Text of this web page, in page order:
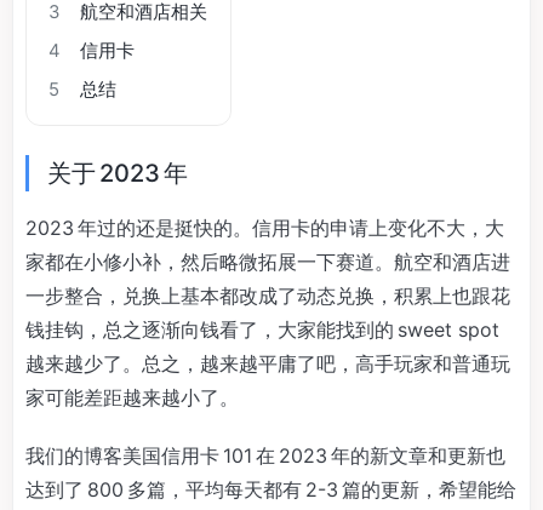
3
航空和酒店相关
4
信用卡
5
总结
关于 2023 年
2023 年过的还是挺快的。信用卡的申请上变化不大，大
家都在小修小补，然后略微拓展一下赛道。航空和酒店进
一步整合，兑换上基本都改成了动态兑换，积累上也跟花
钱挂钩，总之逐渐向钱看了，大家能找到的 sweet spot
越来越少了。总之，越来越平庸了吧，高手玩家和普通玩
家可能差距越来越小了。
我们的博客美国信用卡 101 在 2023 年的新文章和更新也
达到了 800 多篇，平均每天都有 2-3 篇的更新，希望能给